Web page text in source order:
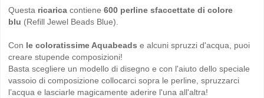
Questa ricarica contiene600 perline sfaccettate di colore
blu (Refill Jewel Beads Blue).
Con le coloratissime Aquabeads e alcuni spruzzi d'acqua, puoi
creare stupende composizioni!
Basta scegliere un modello di disegno e con l'aiuto dello speciale
vassoio di composizione collocarci sopra le perline, spruzzarci
l’acqua e lasciarle magicamente aderire l'una all'altra!